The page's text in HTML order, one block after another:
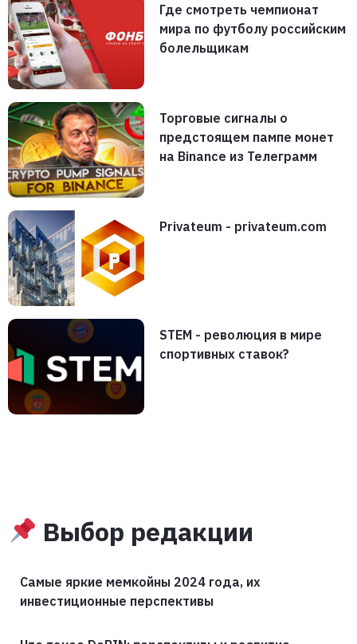
Где смотреть чемпионат
мира по футболу российским
болельщикам
Торговые сигналы о
предстоящем пампе монет
на Binance из Телеграмм
Privateum - privateum.com
STEM - революция в мире
спортивных ставок?
Выбор редакции
Самые яркие мемкойны 2024 года, их
инвестиционные перспективы